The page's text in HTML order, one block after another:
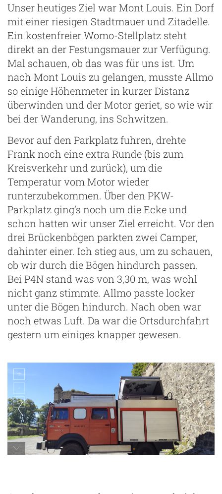
Unser heutiges Ziel war Mont Louis. Ein Dorf
mit einer riesigen Stadtmauer und Zitadelle.
Ein kostenfreier Womo-Stellplatz steht
direkt an der Festungsmauer zur Verfügung.
Mal schauen, ob das was für uns ist. Um
nach Mont Louis zu gelangen, musste Allmo
so einige Höhenmeter in kurzer Distanz
überwinden und der Motor geriet, so wie wir
bei der Wanderung, ins Schwitzen.
Bevor auf den Parkplatz fuhren, drehte
Frank noch eine extra Runde (bis zum
Kreisverkehr und zurück), um die
Temperatur vom Motor wieder
runterzubekommen. Über den PKW-
Parkplatz ging’s noch um die Ecke und
schon hatten wir unser Ziel erreicht. Vor den
drei Brückenbögen parkten zwei Camper,
dahinter einer. Ich stieg aus, um zu schauen,
ob wir durch die Bögen hindurch passen.
Bei P4N stand was von 3,30 m, was wohl
nicht ganz stimmte. Allmo passte locker
unter die Bögen hindurch. Nach oben war
noch etwas Luft. Da war die Ortsdurchfahrt
gestern um einiges knapper gewesen.